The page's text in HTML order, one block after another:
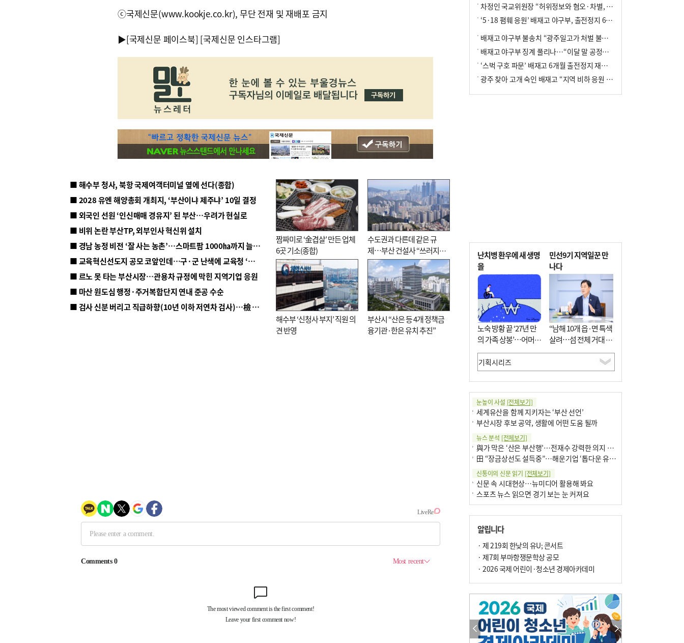
ⓒ국제신문(www.kookje.co.kr), 무단 전재 및 재배포 금지
▶[국제신문 페이스북] [국제신문 인스타그램]
■ 해수부 청사, 북항 국제여객터미널 옆에 선다(종합)
■ 2028 유엔 해양총회 개최지, ‘부산이냐 제주냐’ 10일 결정
■ 외국인 선원 ‘인신매매 경유지’ 된 부산…우려가 현실로
■ 비위 논란 부산TP, 외부인사 혁신위 설치
■ 경남 농정 비전 ‘잘 사는 농촌’…스마트팜 1000㏊까지 늘린다
■ 교육혁신선도지 공모 코앞인데…구·군 난색에 교육청 ‘쩔쩔’
■ 르노 못 타는 부산시장…관용차 규정에 막힌 지역기업 응원
■ 마산 원도심 행정·주거복합단지 연내 준공 수순
■ 검사 신분 버리고 직급하향(10년 이하 저연차 검사)…檢 중수청행 기피
짬짜미로 ‘金겹살’ 만든 업체
6곳 기소(종합)
수도권과 다른데 같은 규
제…부산 건설사 “쓰러지기
직전”
해수부 ‘신청사 부지’ 직원 의
견 반영
부산시 “산은 등 4개 정책금
융기관·한은 유치 추진”
차정인 국교위원장 “허위정보와 혐오·차별, 학교 교실까지 유입"
‘5·18 폄훼 응원’ 배재고 야구부, 출전정지 6개월→1개월 감경
배재고 야구부 불송치 “광주일고가 처벌 불원 의사 표해”
배재고 야구부 징계 풀리나…“이달 말 공정위서 재심의”
‘스벅 구호 파문’ 배재고 6개월 출전정지 재심 신청키로
광주 찾아 고개 숙인 배재고 “지역 비하 응원 잘못”(종합)
난치병 환우에 새 생명
을
노숙 방황 끝 ‘27년 만
의 가족 상봉’…어머니
와 행복 꿈꿔
민선9기 지역일꾼 만
나다
“남해 10개 읍·면 특색
살려…섬 전체 거대 정
원으로 조성”
눈높이 사설 [전체보기]
세계유산을 함께 지키자는 ‘부산 선언’
부산시장 후보 공약, 생활에 어떤 도움 될까
뉴스 분석 [전체보기]
與가 막은 ‘산은 부산행’…전재수 강력한 의지 표명 없인 공염불
田 “장금상선도 설득중”…해운기업 ‘톱다운 유치전’ 가속
신통이의 신문 읽기 [전체보기]
신문 속 시대현상…뉴미디어 활용해 봐요
스포츠 뉴스 읽으면 경기 보는 눈 커져요
구·군 승진 축하화분 관행 없애자니 소상공인 울상
팩트체크[전체보기]
의령 한우산 털중나리
한 손 뉴스[전체보기]
시민이 개발한 폭염 대응 앱 ‘그늘로’ 길안내 지도 등 인기
골목 맛집 발굴 고메 셀렉션…부산시, 페스티벌 시월 연계
알립니다
· 제 219회 한낮의 유U; 콘서트
· 제7회 부마항쟁문학상 공모
· 2026 국제 어린이·청소년 경제아카데미